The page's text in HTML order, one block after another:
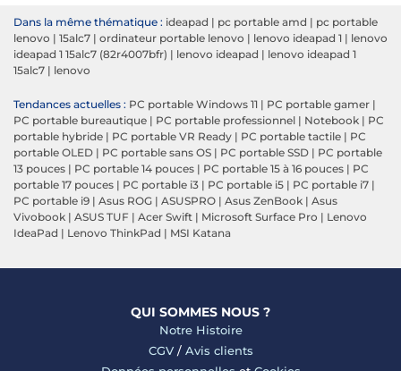
Dans la même thématique : ideapad | pc portable amd | pc portable
lenovo | 15alc7 | ordinateur portable lenovo | lenovo ideapad 1 | lenovo
ideapad 1 15alc7 (82r4007bfr) | lenovo ideapad | lenovo ideapad 1
15alc7 | lenovo
Tendances actuelles : PC portable Windows 11 | PC portable gamer |
PC portable bureautique | PC portable professionnel | Notebook | PC
portable hybride | PC portable VR Ready | PC portable tactile | PC
portable OLED | PC portable sans OS | PC portable SSD | PC portable
13 pouces | PC portable 14 pouces | PC portable 15 à 16 pouces | PC
portable 17 pouces | PC portable i3 | PC portable i5 | PC portable i7 |
PC portable i9 | Asus ROG | ASUSPRO | Asus ZenBook | Asus
Vivobook | ASUS TUF | Acer Swift | Microsoft Surface Pro | Lenovo
IdeaPad | Lenovo ThinkPad | MSI Katana
QUI SOMMES NOUS ?
Notre Histoire
CGV/ Avis clients